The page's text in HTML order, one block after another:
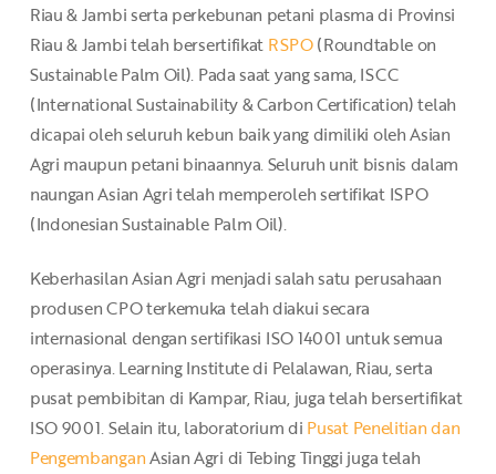
Riau & Jambi serta perkebunan petani plasma di Provinsi
Riau & Jambi telah bersertifikat RSPO(Roundtable on
Sustainable Palm Oil). Pada saat yang sama, ISCC
(International Sustainability & Carbon Certification) telah
dicapai oleh seluruh kebun baik yang dimiliki oleh Asian
Agri maupun petani binaannya. Seluruh unit bisnis dalam
naungan Asian Agri telah memperoleh sertifikat ISPO
(Indonesian Sustainable Palm Oil).
Keberhasilan Asian Agri menjadi salah satu perusahaan
produsen CPO terkemuka telah diakui secara
internasional dengan sertifikasi ISO 14001 untuk semua
operasinya. Learning Institute di Pelalawan, Riau, serta
pusat pembibitan di Kampar, Riau, juga telah bersertifikat
ISO 9001. Selain itu, laboratorium di Pusat Penelitian dan
PengembanganAsian Agri di Tebing Tinggi juga telah